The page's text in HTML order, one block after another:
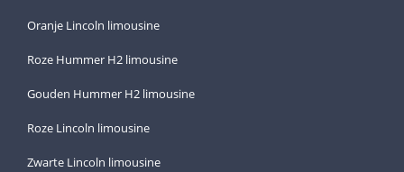
Oranje Lincoln limousine
Roze Hummer H2 limousine
Gouden Hummer H2 limousine
Roze Lincoln limousine
Zwarte Lincoln limousine